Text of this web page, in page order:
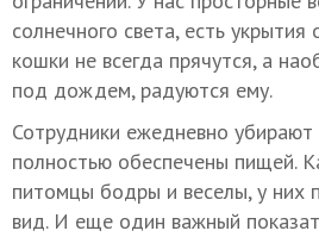
солнечного света, есть
кошки не всегда прячутся, а
под дождем, радуются ему.
Сотрудники ежедневно
полностью обеспечены пищей.
питомцы бодры и веселы, у них
вид. И еще один важный